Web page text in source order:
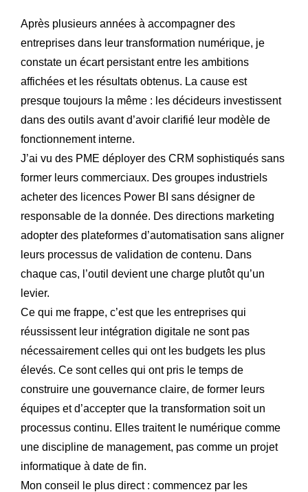
Après plusieurs années à accompagner des
entreprises dans leur transformation numérique, je
constate un écart persistant entre les ambitions
affichées et les résultats obtenus. La cause est
presque toujours la même : les décideurs investissent
dans des outils avant d’avoir clarifié leur modèle de
fonctionnement interne.
J’ai vu des PME déployer des CRM sophistiqués sans
former leurs commerciaux. Des groupes industriels
acheter des licences Power BI sans désigner de
responsable de la donnée. Des directions marketing
adopter des plateformes d’automatisation sans aligner
leurs processus de validation de contenu. Dans
chaque cas, l’outil devient une charge plutôt qu’un
levier.
Ce qui me frappe, c’est que les entreprises qui
réussissent leur intégration digitale ne sont pas
nécessairement celles qui ont les budgets les plus
élevés. Ce sont celles qui ont pris le temps de
construire une gouvernance claire, de former leurs
équipes et d’accepter que la transformation soit un
processus continu. Elles traitent le numérique comme
une discipline de management, pas comme un projet
informatique à date de fin.
Mon conseil le plus direct : commencez par les